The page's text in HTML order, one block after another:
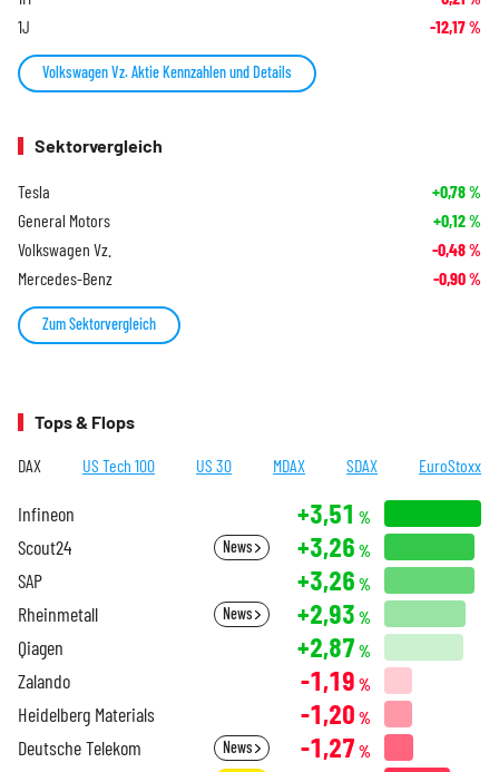
1J -12,17%
Volkswagen Vz. Aktie Kennzahlen und Details
Sektorvergleich
Tesla +0,78%
General Motors +0,12%
Volkswagen Vz. -0,48%
Mercedes-Benz -0,90%
Zum Sektorvergleich
Tops & Flops
DAX US Tech 100 US 30 MDAX SDAX EuroStoxx
Infineon +3,51 %
Scout24 News +3,26 %
SAP +3,26 %
Rheinmetall News +2,93 %
Qiagen +2,87 %
Zalando -1,19 %
Heidelberg Materials -1,20 %
Deutsche Telekom News -1,27 %